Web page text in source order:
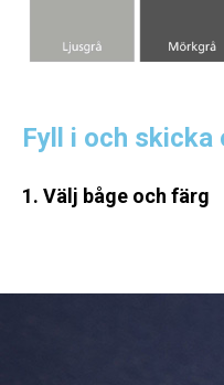
Fyll i och
1. Välj båge och färg